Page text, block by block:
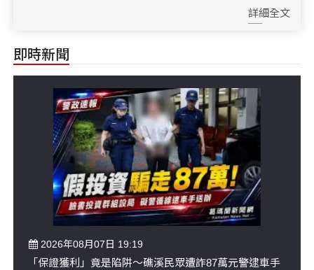
詳細全文
即時新聞
2026年08月07日 19:19
「保證獲利」竟是陷阱～礁溪民眾遭詐87萬元警逮車手